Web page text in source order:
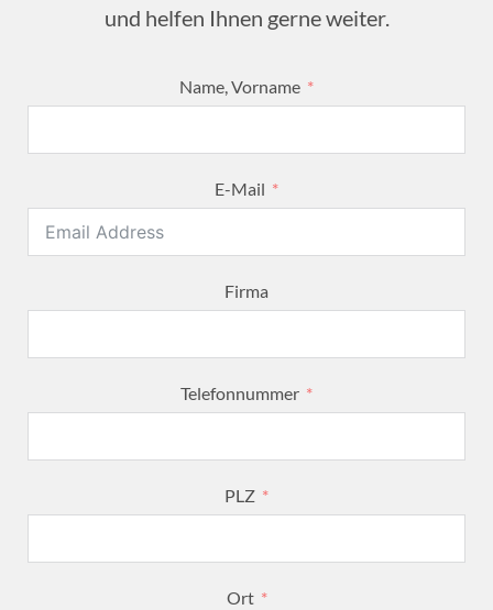
und helfen Ihnen gerne weiter.
Name, Vorname
E-Mail
Firma
Telefonnummer
PLZ
Ort